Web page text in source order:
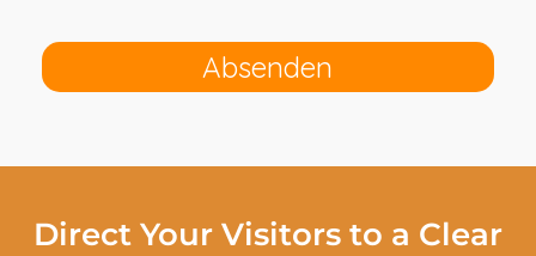
Absenden
Direct Your Visitors to a Clear